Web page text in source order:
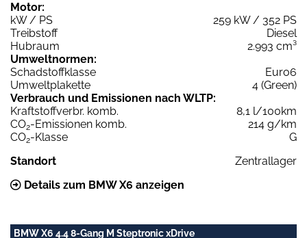
Motor:
kW / PS
259 kW / 352 PS
Treibstoff
Diesel
Hubraum
2.993 cm³
Umweltnormen:
Schadstoffklasse
Euro6
Umweltplakette
4 (Green)
Verbrauch und Emissionen nach WLTP:
Kraftstoffverbr. komb.
8,1 l/100km
CO2-Emissionen komb.
214 g/km
CO2-Klasse
G
Standort
Zentrallager
Details zum BMW X6 anzeigen
BMW X6 4.4 8-Gang M Steptronic xDrive